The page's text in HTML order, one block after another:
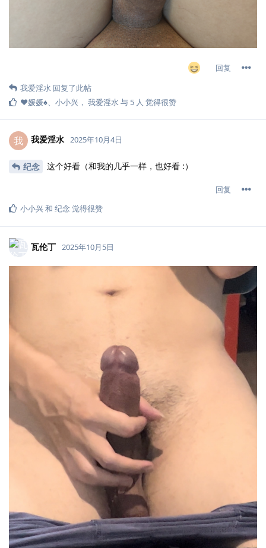
回复
我爱淫水 回复了此帖
❤️媛媛♠️、 小小兴 ， 我爱淫水与 5 人 觉得很赞
我 我爱淫水 2025年10月4日
纪念 这个好看（和我的几乎一样，也好看 :）
回复
小小兴和 纪念 觉得很赞
瓦伦丁 2025年10月5日